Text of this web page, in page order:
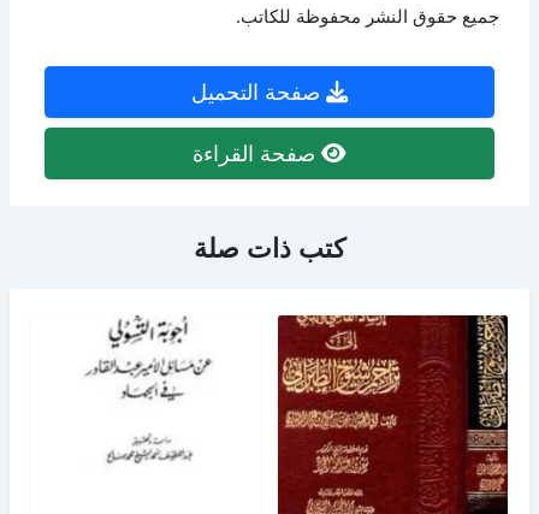
جميع حقوق النشر محفوظة للكاتب.
صفحة التحميل
صفحة القراءة
كتب ذات صلة